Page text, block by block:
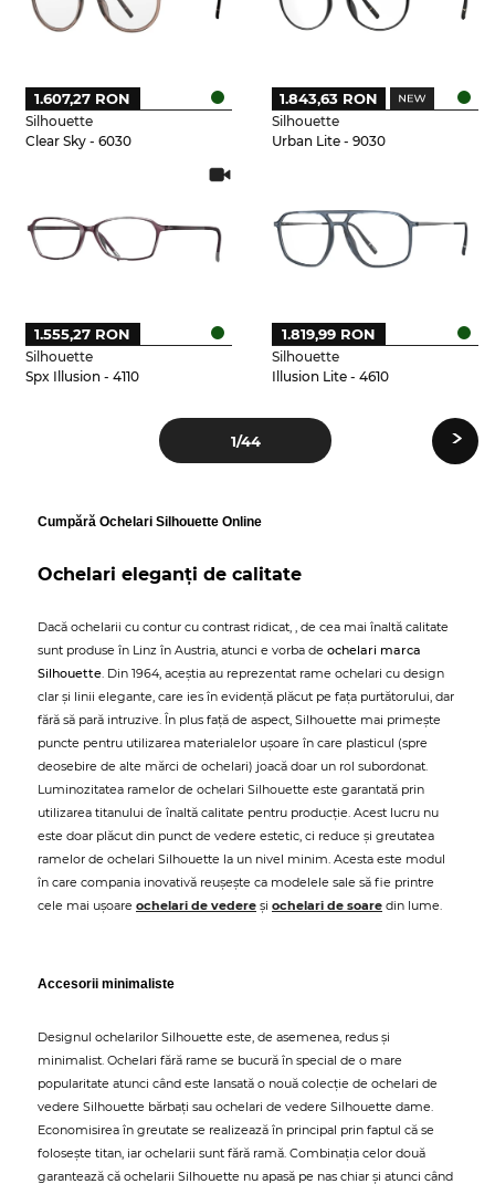
Silhouette
Clear Sky - 6030
1.607,27 RON
Silhouette
Urban Lite - 9030
1.843,63 RON
Silhouette
Spx Illusion - 4110
1.555,27 RON
Silhouette
Illusion Lite - 4610
1.819,99 RON
1/44 ›
Cumpără Ochelari Silhouette Online
Ochelari eleganți de calitate
Dacă ochelarii cu contur cu contrast ridicat, , de cea mai înaltă calitate
sunt produse în Linz în Austria, atunci e vorba de ochelari marca
Silhouette. Din 1964, aceștia au reprezentat rame ochelari cu design
clar și linii elegante, care ies în evidență plăcut pe fața purtătorului, dar
fără să pară intruzive. În plus față de aspect, Silhouette mai primește
puncte pentru utilizarea materialelor ușoare în care plasticul (spre
deosebire de alte mărci de ochelari) joacă doar un rol subordonat.
Luminozitatea ramelor de ochelari Silhouette este garantată prin
utilizarea titanului de înaltă calitate pentru producție. Acest lucru nu
este doar plăcut din punct de vedere estetic, ci reduce și greutatea
ramelor de ochelari Silhouette la un nivel minim. Acesta este modul
în care compania inovativă reușește ca modelele sale să fie printre
cele mai ușoare ochelari de vedere și ochelari de soare din lume.
Accesorii minimaliste
Designul ochelarilor Silhouette este, de asemenea, redus și
minimalist. Ochelari fără rame se bucură în special de o mare
popularitate atunci când este lansată o nouă colecție de ochelari de
vedere Silhouette bărbați sau ochelari de vedere Silhouette dame.
Economisirea în greutate se realizează în principal prin faptul că se
folosește titan, iar ochelarii sunt fără ramă. Combinația celor două
garantează că ochelarii Silhouette nu apasă pe nas chiar și atunci când